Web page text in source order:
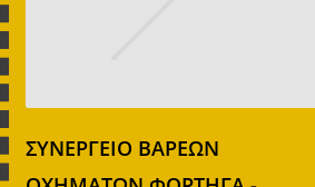
ΣΥΝΕΡΓΕΙΟ ΒΑΡΕΩΝ